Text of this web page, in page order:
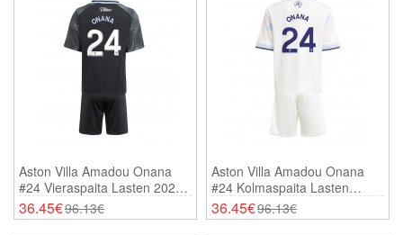
Aston Villa Amadou Onana
#24 Vieraspaita Lasten 2025-
26 Lyhythihainen (+ Shortsit)
36.45€96.13€
Aston Villa Amadou Onana
#24 Kolmaspaita Lasten
2025-26 Lyhythihainen (+
Shortsit)
36.45€96.13€